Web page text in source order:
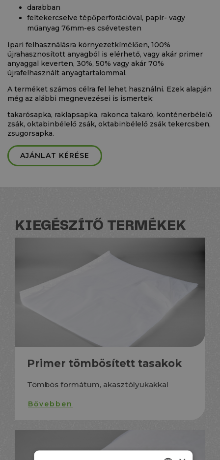
darabban
feltekercselve tépőperforációval, papír- vagy
műanyag 76mm-es csévetesten
Ipari felhasználásra környezetkímélően, 100%
újrahasznosított anyagból is elérhető, vagy akár primer
anyaggal keverten, 30%, 50% vagy akár 70%
újrafelhasznált anyagtartalommal.
A terméket számos célra fel lehet használni. Ezek alapján
még az alábbi megnevezései is ismertek:
takarósapka, raklapsapka, rakonca takaró, konténerbélelő
zsák, oktabinbélelő zsák, oktabinbélelő zsák tekercsben,
zsugorsapka.
AJÁNLAT KÉRÉSE
KIEGÉSZÍTŐ TERMÉKEK
Primer tömbösített tasakok
Tömbös formátum, akasztólyukakkal
Bővebben